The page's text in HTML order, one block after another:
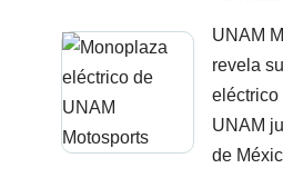
UNAM
revela
eléctrico
UNAM
de